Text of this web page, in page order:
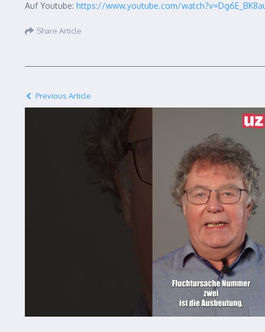
Auf Youtube: https://www.youtube.com/
Share Article
Previous Article